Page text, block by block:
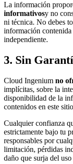
La información
informativosy no
ni técnica. No debes
información contenida
independiente.
3. Sin
Cloud Ingenium no
implícitas, sobre la
disponibilidad de la
contenidos en este
Cualquier confianza
estrictamente bajo tu
responsables por
limitación, pérdidas
daño que surja del